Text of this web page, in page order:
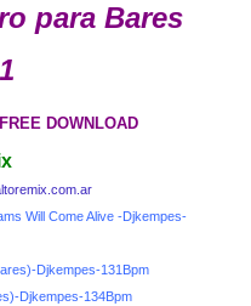
para Bares
DOWNLOAD
Will Come Alive -Djkempes-
Djkempes-131Bpm
Djkempes-134Bpm